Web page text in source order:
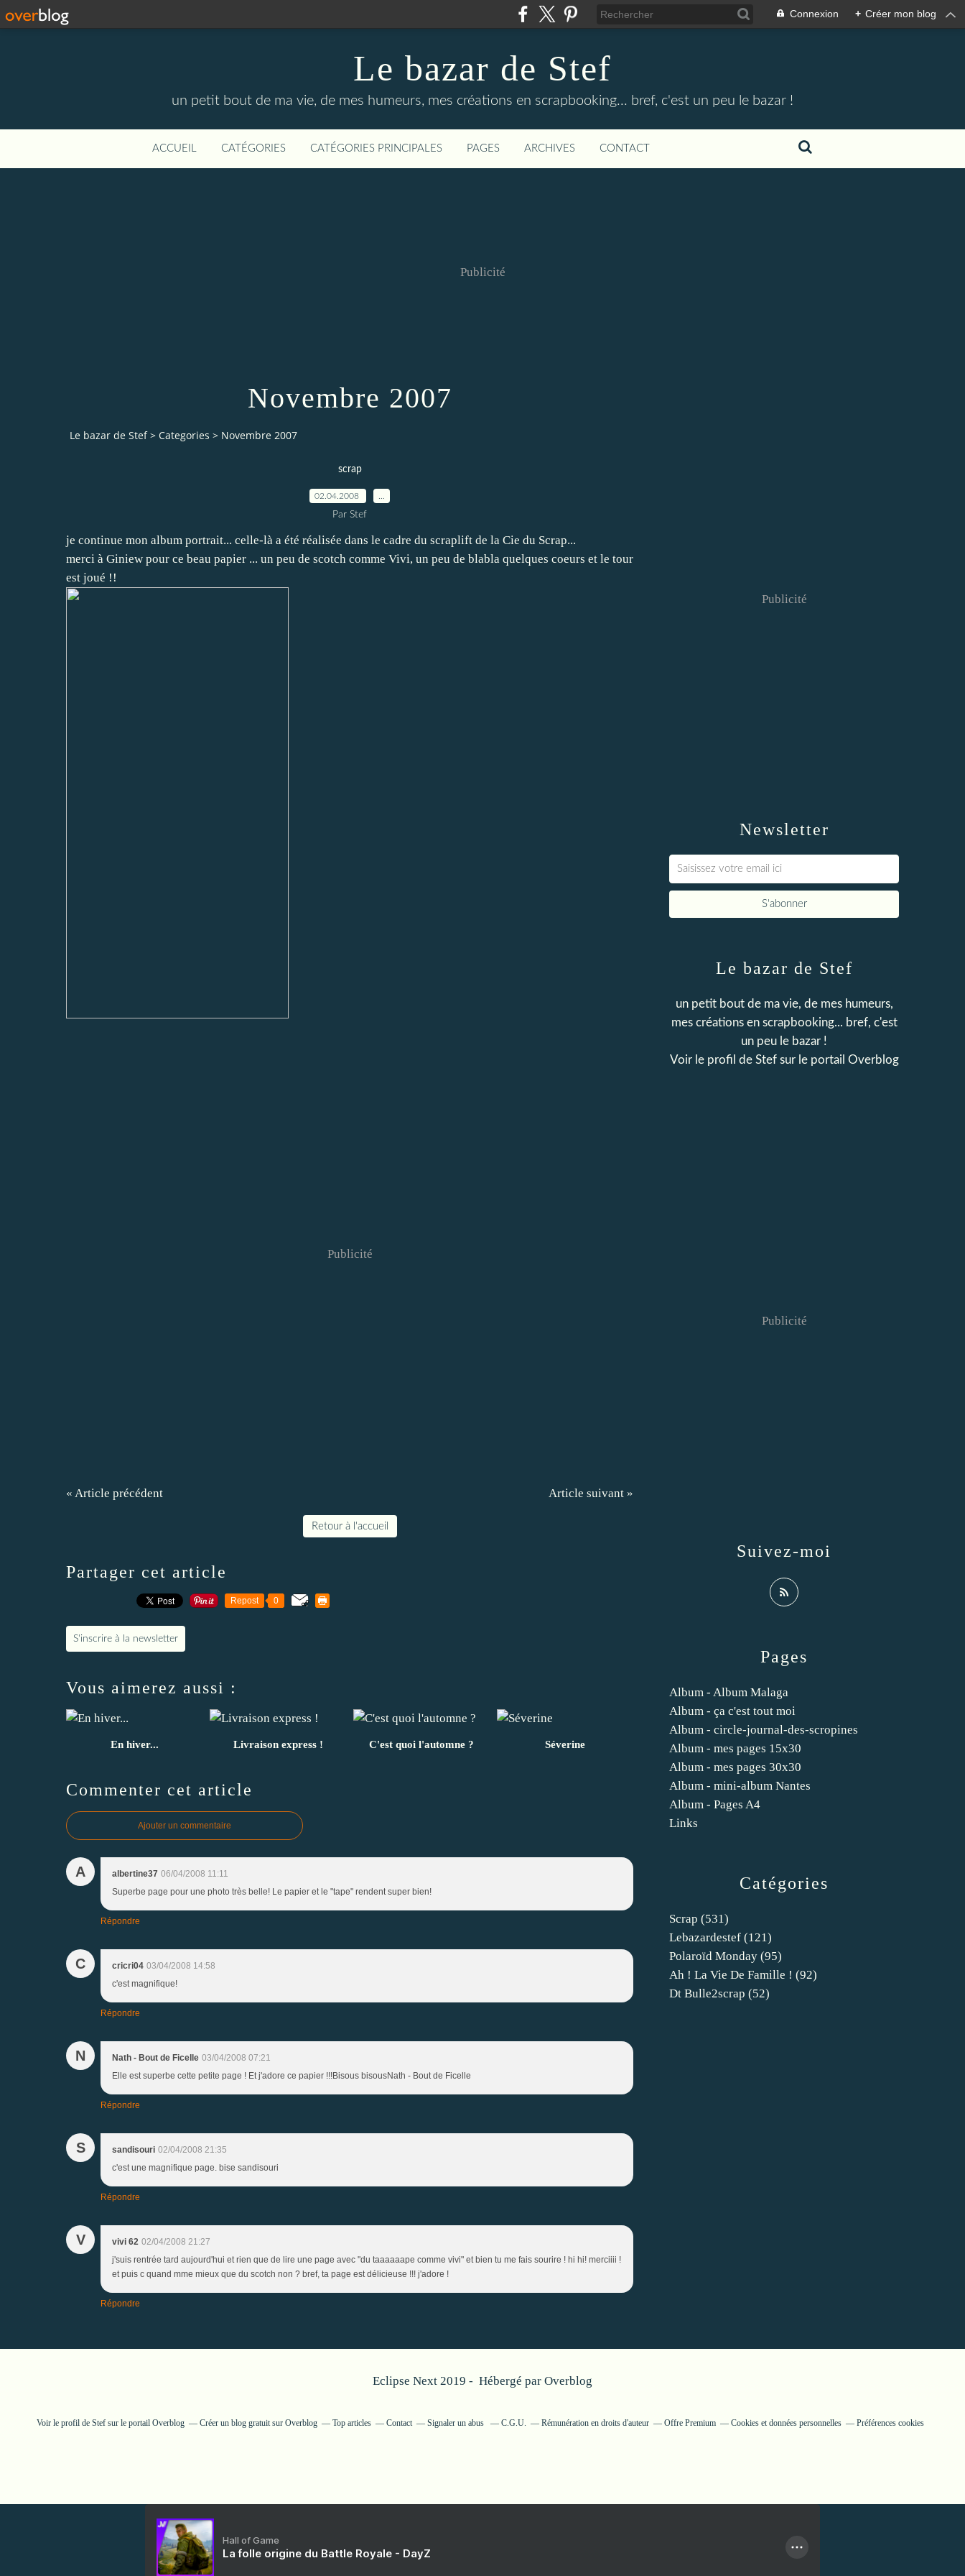
Connexion + Créer mon blog
Le bazar de Stef
un petit bout de ma vie, de mes humeurs, mes créations en scrapbooking... bref, c'est un peu le bazar !
ACCUEIL CATÉGORIES CATÉGORIES PRINCIPALES PAGES ARCHIVES CONTACT
Publicité
Novembre 2007
Le bazar de Stef > Categories > Novembre 2007
scrap
02.04.2008
Par Stef
je continue mon album portrait... celle-là a été réalisée dans le cadre du scraplift de la Cie du Scrap...
merci à Giniew pour ce beau papier ... un peu de scotch comme Vivi, un peu de blabla quelques coeurs et le tour
est joué !!
Publicité
« Article précédent Article suivant »
Retour à l'accueil
Partager cet article
Repost 0
S'inscrire à la newsletter
Vous aimerez aussi :
En hiver... Livraison express ! C'est quoi l'automne ? Séverine
Commenter cet article
Ajouter un commentaire
A albertine37 06/04/2008 11:11
Superbe page pour une photo très belle! Le papier et le "tape" rendent super bien!
Répondre
C cricri04 03/04/2008 14:58
c'est magnifique!
Répondre
N Nath - Bout de Ficelle 03/04/2008 07:21
Elle est superbe cette petite page ! Et j'adore ce papier !!!Bisous bisousNath - Bout de Ficelle
Répondre
S sandisouri 02/04/2008 21:35
c'est une magnifique page. bise sandisouri
Répondre
V vivi 62 02/04/2008 21:27
j'suis rentrée tard aujourd'hui et rien que de lire une page avec "du taaaaaape comme vivi" et bien tu me fais sourire ! hi hi! merciiii !
et puis c quand mme mieux que du scotch non ? bref, ta page est délicieuse !!! j'adore !
Répondre
Newsletter
Publicité
Catégories
Scrap (531)
Lebazardestef (121)
Polaroïd Monday (95)
Ah ! La Vie De Famille ! (92)
Dt Bulle2scrap (52)
Pages
Album - Album Malaga
Album - ça c'est tout moi
Album - circle-journal-des-scropines
Album - mes pages 15x30
Album - mes pages 30x30
Album - mini-album Nantes
Album - Pages A4
Links
Le bazar de Stef
un petit bout de ma vie, de mes humeurs,
mes créations en scrapbooking... bref, c'est
un peu le bazar !
Voir le profil de Stefsur le portail Overblog
Suivez-moi
Publicité
Eclipse Next 2019 - Hébergé par Overblog
Voir le profil de Stef sur le portail Overblog Créer un blog gratuit sur Overblog Top articles Contact Signaler un abus C.G.U. Rémunération en droits d'auteur Offre Premium Cookies et données personnelles Préférences cookies
Hall of Game
La folle origine du Battle Royale - DayZ